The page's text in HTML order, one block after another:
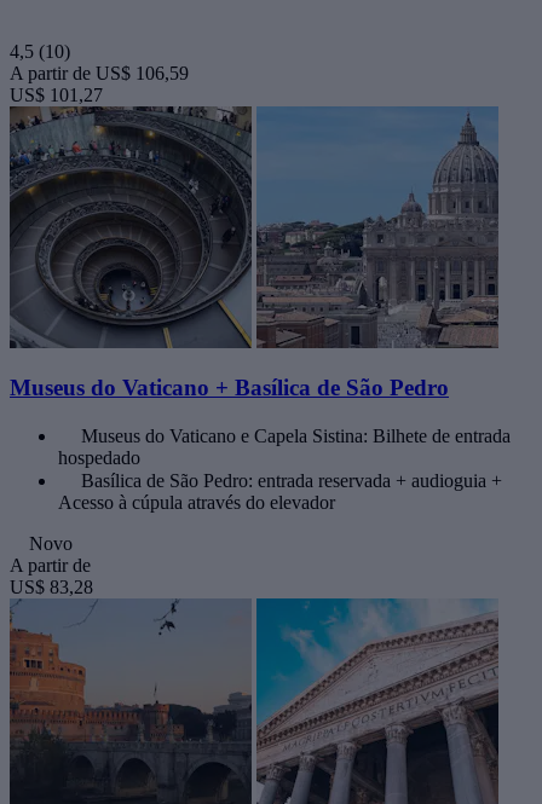
4,5 (10)
A partir de US$ 106,59
US$ 101,27
Museus do Vaticano + Basílica de São Pedro
Museus do Vaticano e Capela Sistina: Bilhete de entrada
hospedado
Basílica de São Pedro: entrada reservada + audioguia +
Acesso à cúpula através do elevador
Novo
A partir de
US$ 83,28